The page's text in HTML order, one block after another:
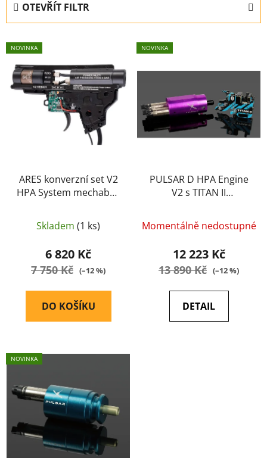
n
í
p
o
d
OTEVŘÍT FILTR
V
ý
p
NOVINKA
ARES konverzní set V2
HPA System mechabox
ARES M4 AEG Series
HEB-001
Skladem (1 ks)
6 820 Kč
7 750 Kč (–12 %)
DO KOŠÍKU
NOVINKA
PULSAR D HPA Engine
V2 s TITAN II
selenoid, Expert
firmware, kabeláž do
Momentálně nedostupné
12 223 Kč
13 890 Kč (–12 %)
DETAIL
NOVINKA